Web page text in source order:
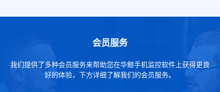
会员服务
我们提供了多种会员服务来帮助您在华鲸手机监控软件上获得更良
好的体验，下方详细了解我们的会员服务。